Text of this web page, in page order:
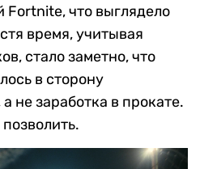
Fortnite, что выглядело
время, учитывая
стало заметно, что
в сторону
не заработка в прокате.